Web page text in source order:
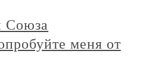
Союза
меня от